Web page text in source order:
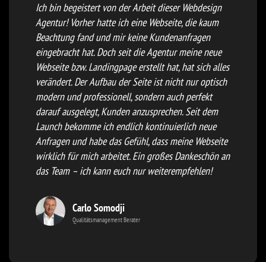
Ich bin begeistert von der Arbeit dieser Webdesign
Agentur! Vorher hatte ich eine Webseite, die kaum
Beachtung fand und mir keine Kundenanfragen
eingebracht hat. Doch seit die Agentur meine neue
Webseite bzw. Landingpage erstellt hat, hat sich alles
verändert. Der Aufbau der Seite ist nicht nur optisch
modern und professionell, sondern auch perfekt
darauf ausgelegt, Kunden anzusprechen. Seit dem
Launch bekomme ich endlich kontinuierlich neue
Anfragen und habe das Gefühl, dass meine Webseite
wirklich für mich arbeitet. Ein großes Dankeschön an
das Team – ich kann euch nur weiterempfehlen!
Carlo Somodji
Qualitätsmanagement Berater